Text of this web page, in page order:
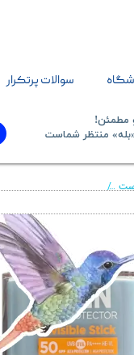
سوالات پرتکرار
مطمئن!
منتظر شماست​​​​​​​
ضدآفتاب استیکی ایزدین SPF 50 با محافظت بسیار بالا